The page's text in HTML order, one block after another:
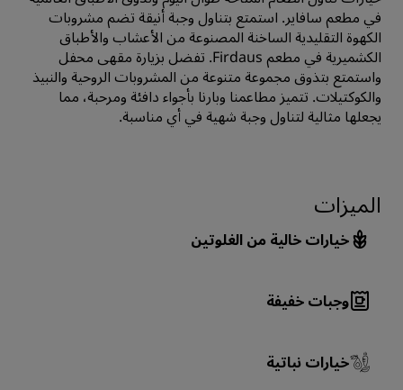
في مطعم سافاير. استمتع بتناول وجبة أنيقة تضم مشروبات
الكهوة التقليدية الساخنة المصنوعة من الأعشاب والأطباق
الكشميرية في مطعم Firdaus. تفضل بزيارة مقهى محفل
واستمتع بتذوق مجموعة متنوعة من المشروبات الروحية والنبيذ
والكوكتيلات. تتميز مطاعمنا وبارنا بأجواء دافئة ومرحبة، مما
يجعلها مثالية لتناول وجبة شهية في أي مناسبة.
الميزات
خيارات خالية من الغلوتين
وجبات خفيفة
خيارات نباتية